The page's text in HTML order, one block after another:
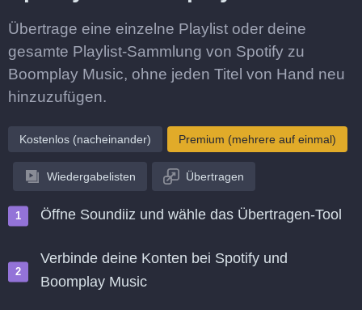
Übertrage eine einzelne Playlist oder deine
gesamte Playlist-Sammlung von Spotify zu
Boomplay Music, ohne jeden Titel von Hand neu
hinzuzufügen.
Kostenlos (nacheinander) Premium (mehrere auf einmal)
Wiedergabelisten Übertragen
Öffne Soundiiz und wähle das Übertragen-Tool
Verbinde deine Konten bei Spotify und
Boomplay Music